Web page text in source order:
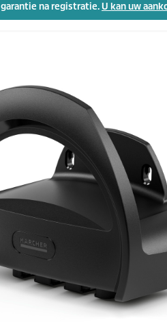
na registratie.U kan uw